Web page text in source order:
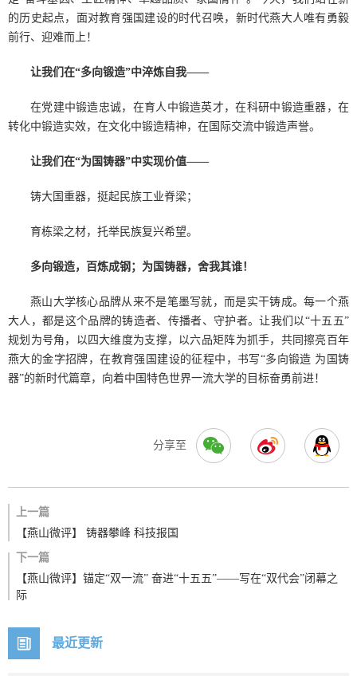
的历史起点，面对教育强国建设的时代召唤，新时代燕大人唯有勇毅
前行、迎难而上！
让我们在“多向锻造”中淬炼自我——
在党建中锻造忠诚，在育人中锻造英才，在科研中锻造重器，在
转化中锻造实效，在文化中锻造精神，在国际交流中锻造声誉。
让我们在“为国铸器”中实现价值——
铸大国重器，挺起民族工业脊梁；
育栋梁之材，托举民族复兴希望。
多向锻造，百炼成钢；为国铸器，舍我其谁！
燕山大学核心品牌从来不是笔墨写就，而是实干铸成。每一个燕
大人，都是这个品牌的铸造者、传播者、守护者。让我们以“十五五”
规划为号角，以四大维度为支撑，以六品矩阵为抓手，共同擦亮百年
燕大的金字招牌，在教育强国建设的征程中，书写“多向锻造 为国铸
器”的新时代篇章，向着中国特色世界一流大学的目标奋勇前进！
分享至
上一篇
【燕山微评】 铸器攀峰 科技报国
下一篇
【燕山微评】锚定“双一流” 奋进“十五五”——写在“双代会”闭幕之
际
最近更新